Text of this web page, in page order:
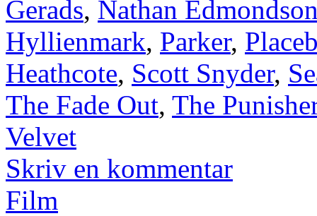
Gerads, Nathan
Hyllienmark, Parker,
Heathcote, Scott Snyder,
The Fade Out, The
Velvet
Skriv en kommentar
Film